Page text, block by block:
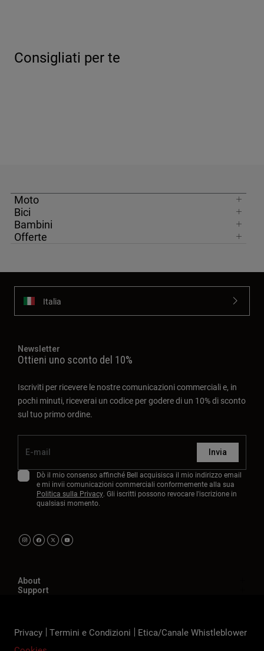
Consigliati per te
Moto
Bici
Bambini
Offerte
Italia
Newsletter
Ottieni uno sconto del 10%
Iscriviti per ricevere le nostre comunicazioni commerciali e, in
pochi minuti, riceverai un codice per godere di un 10% di sconto
sul tuo primo ordine.
Invia
Dò il mio consenso affinché Bell acquisisca il mio indirizzo email
e mi invii comunicazioni commerciali conformemente alla sua
Politica sulla Privacy. Gli iscritti possono revocare l'iscrizione in
qualsiasi momento.
About
Support
Privacy Termini e Condizioni
Etica/Canale Whistleblower